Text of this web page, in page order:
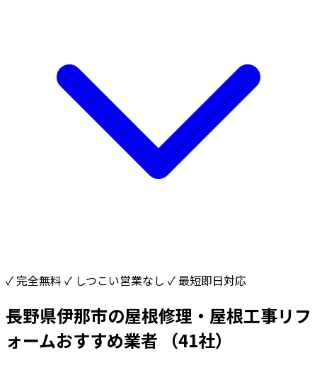
✓ 完全無料 ✓ しつこい営業なし ✓ 最短即日対応
長野県伊那市の屋根修理・屋根工事リフ
ォームおすすめ業者
（41社）